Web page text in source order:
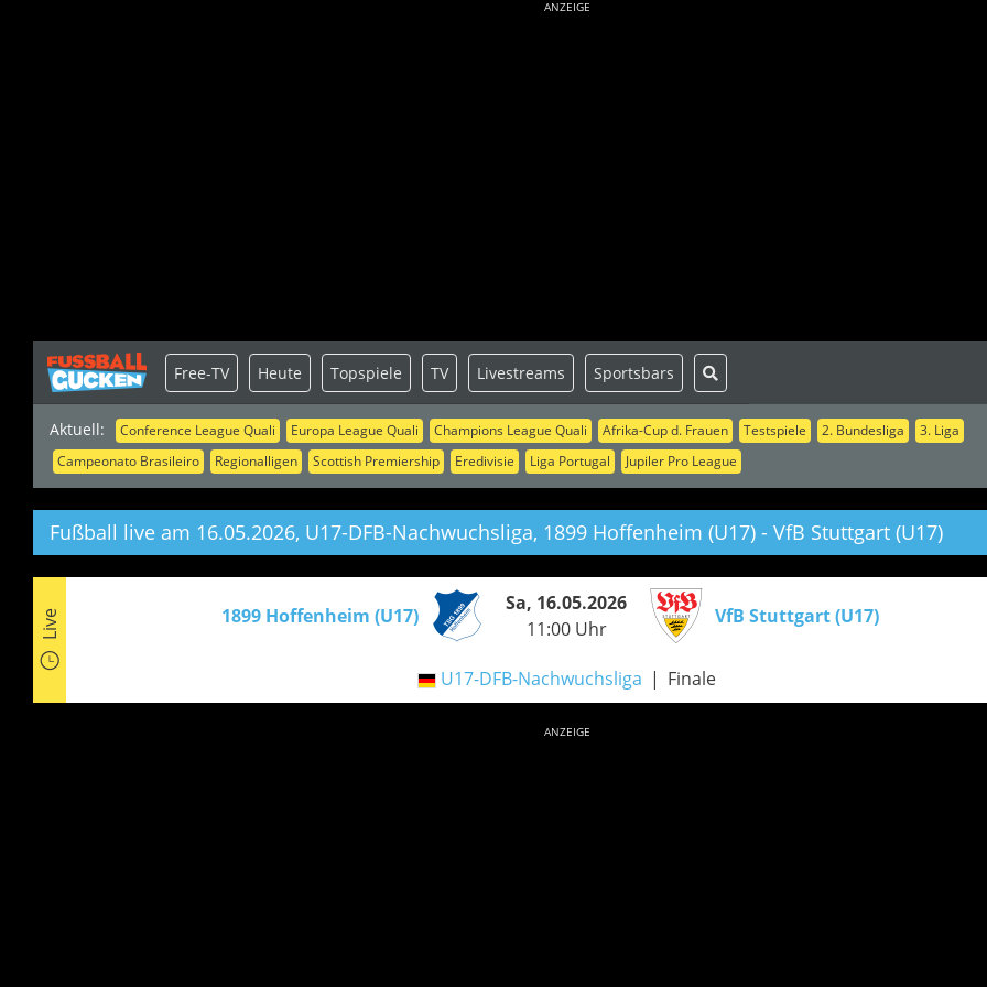
ANZEIGE
Aktuell: Conference League Quali Europa League Quali Champions League Quali Afrika-Cup d. Frauen Testspiele 2. Bundesliga
3. Liga
Campeonato Brasileiro
Regionalligen Scottish Premiership Eredivisie Liga Portugal Jupiler Pro League
Free-TV Heute Topspiele TV Livestreams Sportsbars
Fußball live am 16.05.2026, U17-DFB-Nachwuchsliga, 1899 Hoffenheim (U17) - VfB Stuttgart (U17)
Live 1899 Hoffenheim (U17)
Sa, 16.05.2026
11:00 Uhr
VfB Stuttgart (U17)
U17-DFB-Nachwuchsliga Finale
ANZEIGE